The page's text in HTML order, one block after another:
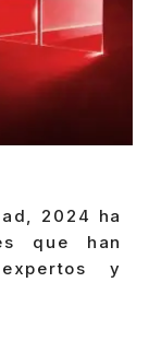
2024 ha
que han
y